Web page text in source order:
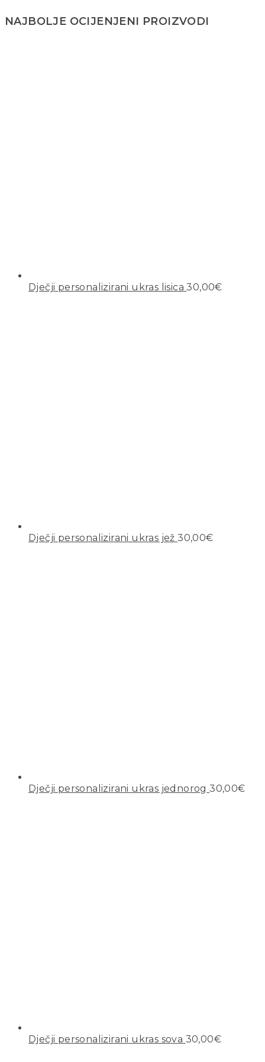
NAJBOLJE OCIJENJENI PROIZVODI
Dječji personalizirani ukras lisica 30,00€
Dječji personalizirani ukras jež 30,00€
Dječji personalizirani ukras jednorog 30,00€
Dječji personalizirani ukras sova 30,00€